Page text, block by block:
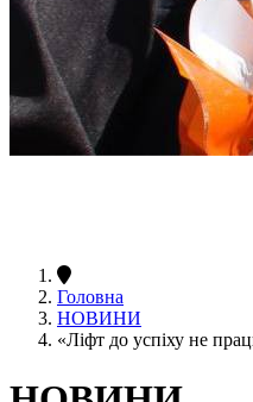
Головна
НОВИНИ
«Ліфт до успіху не